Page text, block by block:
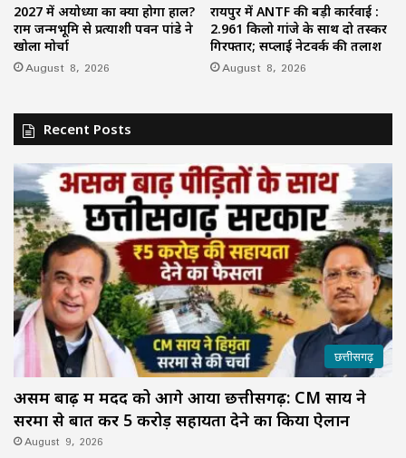
2027 में अयोध्या का क्या होगा हाल?
राम जन्मभूमि से प्रत्याशी पवन पांडे ने
खोला मोर्चा
August 8, 2026
रायपुर में ANTF की बड़ी कार्रवाई :
2.961 किलो गांजे के साथ दो तस्कर
गिरफ्तार; सप्लाई नेटवर्क की तलाश
August 8, 2026
Recent Posts
छत्तीसगढ़
असम बाढ़ में मदद को आगे आया छत्तीसगढ़: CM साय ने
सरमा से बात कर ₹5 करोड़ सहायता देने का किया ऐलान
August 9, 2026